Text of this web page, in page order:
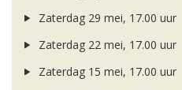
Zaterdag 29 mei, 17.00 uur
Zaterdag 22 mei, 17.00 uur
Zaterdag 15 mei, 17.00 uur